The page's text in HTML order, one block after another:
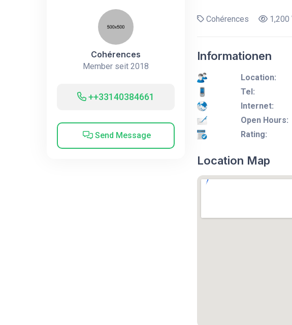
Cohérences
Member seit 2018
++33140384661
Send Message
Cohérences 1,200
Informationen
Location:
Tel:
Internet:
Open Hours:
Rating:
Location Map